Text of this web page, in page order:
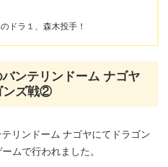
ドラ１、森木投手！
ンテリンドーム ナゴヤ
ンズ戦②
リンドーム ナゴヤにてドラゴン
ムで行われました。